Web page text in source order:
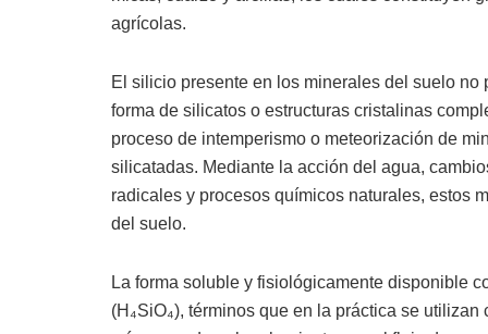
agrícolas.
El silicio presente en los minerales del suelo
forma de silicatos o estructuras cristalinas
proceso de intemperismo o meteorización de
silicatadas. Mediante la acción del agua,
radicales y procesos químicos naturales, estos
del suelo.
La forma soluble y fisiológicamente disponible
(H₄SiO₄), términos que en la práctica se